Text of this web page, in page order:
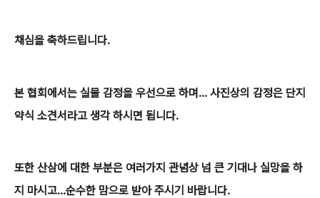
채심을 축하드립니다.
본 협회에서는 실물 감정을 우선으로 하며... 사진상의 감정은 단지
약식 소견서라고 생각 하시면 됩니다.
또한 산삼에 대한 부분은 여러가지 관념상 넘 큰 기대나 실망을 하
지 마시고...순수한 맘으로 받아 주시기 바랍니다.